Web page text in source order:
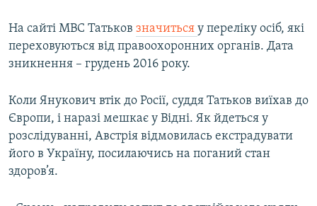
На сайті МВС Татьков значиться у переліку осіб, які
переховуються від правоохоронних органів. Дата
зникнення – грудень 2016 року.
Коли Янукович втік до Росії, суддя Татьков виїхав до
Європи, і наразі мешкає у Відні. Як йдеться у
розслідуванні, Австрія відмовилась екстрадувати
його в Україну, посилаючись на поганий стан
здоров’я.